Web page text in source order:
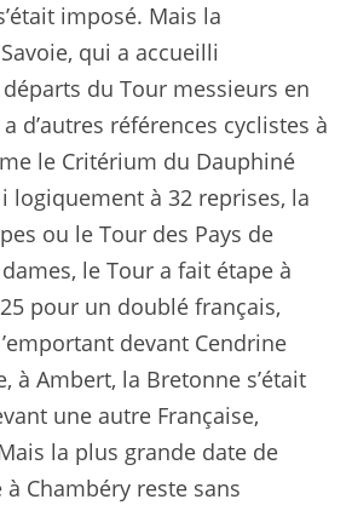
imposé. Mais la
qui a accueilli
du Tour messieurs en
d’autres références cyclistes à
le Critérium du Dauphiné
logiquement à 32 reprises, la
ou le Tour des Pays de
le Tour a fait étape à
pour un doublé français,
devant Cendrine
à Ambert, la Bretonne s’était
une autre Française,
la plus grande date de
à Chambéry reste sans